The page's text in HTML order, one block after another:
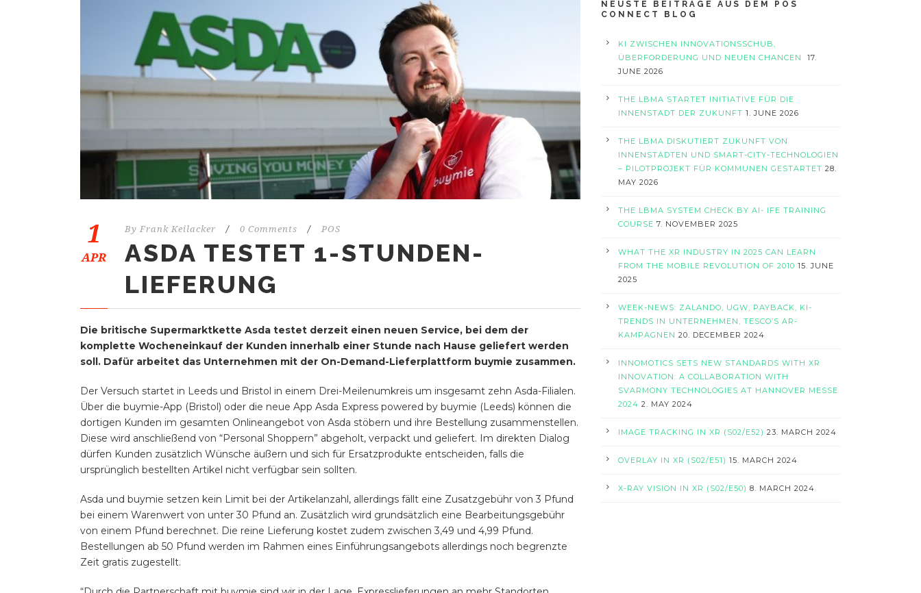
1
APR
By Frank Keilacker / 0 Comments / POS
ASDA TESTET 1-STUNDEN-
LIEFERUNG
Die britische Supermarktkette Asda testet derzeit einen neuen Service, bei dem der
komplette Wocheneinkauf der Kunden innerhalb einer Stunde nach Hause geliefert werden
soll. Dafür arbeitet das Unternehmen mit der On-Demand-Lieferplattform buymie zusammen.
Der Versuch startet in Leeds und Bristol in einem Drei-Meilenumkreis um insgesamt zehn Asda-Filialen.
Über die buymie-App (Bristol) oder die neue App Asda Express powered by buymie (Leeds) können die
dortigen Kunden im gesamten Onlineangebot von Asda stöbern und ihre Bestellung zusammenstellen.
Diese wird anschließend von “Personal Shoppern” abgeholt, verpackt und geliefert. Im direkten Dialog
dürfen Kunden zusätzlich Wünsche äußern und sich für Ersatzprodukte entscheiden, falls die
ursprünglich bestellten Artikel nicht verfügbar sein sollten.
Asda und buymie setzen kein Limit bei der Artikelanzahl, allerdings fällt eine Zusatzgebühr von 3 Pfund
bei einem Warenwert von unter 30 Pfund an. Zusätzlich wird grundsätzlich eine Bearbeitungsgebühr
von einem Pfund berechnet. Die reine Lieferung kostet zudem zwischen 3,49 und 4,99 Pfund.
Bestellungen ab 50 Pfund werden im Rahmen eines Einführungsangebots allerdings noch begrenzte
Zeit gratis zugestellt.
NEUSTE BEITRÄGE AUS DEM POS
CONNECT BLOG
KI ZWISCHEN INNOVATIONSSCHUB,
ÜBERFORDERUNG UND NEUEN CHANCEN
17.
JUNE 2026
THE LBMA STARTET INITIATIVE FÜR DIE
INNENSTADT DER ZUKUNFT 1. JUNE 2026
THE LBMA DISKUTIERT ZUKUNFT VON
INNENSTÄDTEN UND SMART-CITY-TECHNOLOGIEN
– PILOTPROJEKT FÜR KOMMUNEN GESTARTET 28.
MAY 2026
THE LBMA SYSTEM CHECK BY AI- IFE TRAINING
COURSE 7. NOVEMBER 2025
WHAT THE XR INDUSTRY IN 2025 CAN LEARN
FROM THE MOBILE REVOLUTION OF 2010 15. JUNE
2025
WEEK-NEWS: ZALANDO, UGW, PAYBACK, KI-
TRENDS IN UNTERNEHMEN, TESCO’S AR-
KAMPAGNEN 20. DECEMBER 2024
INNOMOTICS SETS NEW STANDARDS WITH XR
INNOVATION: A COLLABORATION WITH
SVARMONY TECHNOLOGIES AT HANNOVER MESSE
2024 2. MAY 2024
IMAGE TRACKING IN XR (S02/E52) 23. MARCH 2024
OVERLAY IN XR (S02/E51) 15. MARCH 2024
X-RAY VISION IN XR (S02/E50) 8. MARCH 2024